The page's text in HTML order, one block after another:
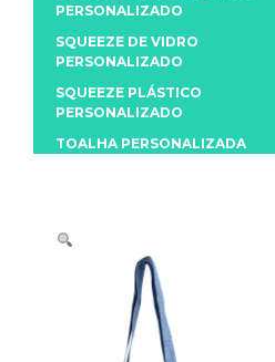
PERSONALIZADO
SQUEEZE DE VIDRO
PERSONALIZADO
SQUEEZE PLÁSTICO
PERSONALIZADO
TOALHA PERSONALIZADA